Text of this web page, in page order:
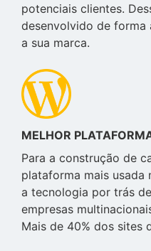
potenciais clientes.
desenvolvido de forma
a sua marca.
MELHOR
Para a construção de
plataforma mais usada
a tecnologia por trás
empresas
Mais de 40% dos sites